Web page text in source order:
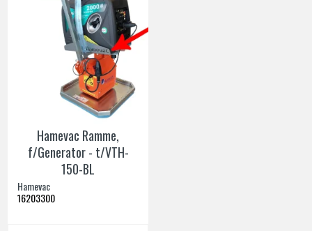
Hamevac Ramme,
f/Generator - t/VTH-
150-BL
Hamevac
16203300